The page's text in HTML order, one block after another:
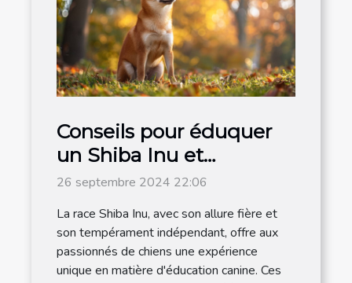
Conseils pour éduquer
un Shiba Inu et
renforcer son obéissance
26 septembre 2024 22:06
La race Shiba Inu, avec son allure fière et
son tempérament indépendant, offre aux
passionnés de chiens une expérience
unique en matière d'éducation canine. Ces